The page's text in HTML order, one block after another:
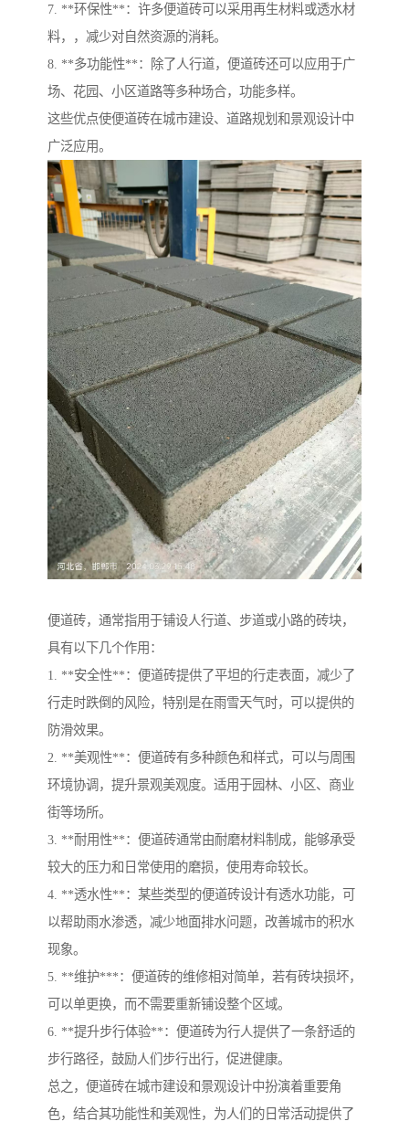
7. **环保性**：许多便道砖可以采用再生材料或透水材
料，，减少对自然资源的消耗。
8. **多功能性**：除了人行道，便道砖还可以应用于广
场、花园、小区道路等多种场合，功能多样。
这些优点使便道砖在城市建设、道路规划和景观设计中
广泛应用。
便道砖，通常指用于铺设人行道、步道或小路的砖块，
具有以下几个作用：
1. **安全性**：便道砖提供了平坦的行走表面，减少了
行走时跌倒的风险，特别是在雨雪天气时，可以提供的
防滑效果。
2. **美观性**：便道砖有多种颜色和样式，可以与周围
环境协调，提升景观美观度。适用于园林、小区、商业
街等场所。
3. **耐用性**：便道砖通常由耐磨材料制成，能够承受
较大的压力和日常使用的磨损，使用寿命较长。
4. **透水性**：某些类型的便道砖设计有透水功能，可
以帮助雨水渗透，减少地面排水问题，改善城市的积水
现象。
5. **维护***：便道砖的维修相对简单，若有砖块损坏，
可以单更换，而不需要重新铺设整个区域。
6. **提升步行体验**：便道砖为行人提供了一条舒适的
步行路径，鼓励人们步行出行，促进健康。
总之，便道砖在城市建设和景观设计中扮演着重要角
色，结合其功能性和美观性，为人们的日常活动提供了